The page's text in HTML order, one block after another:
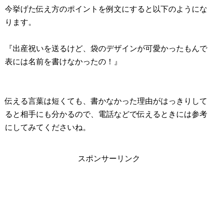
今挙げた伝え方のポイントを例文にすると以下のようにな
ります。
『出産祝いを送るけど、袋のデザインが可愛かったもんで
表には名前を書けなかったの！』
伝える言葉は短くても、書かなかった理由がはっきりして
ると相手にも分かるので、電話などで伝えるときには参考
にしてみてくださいね。
スポンサーリンク